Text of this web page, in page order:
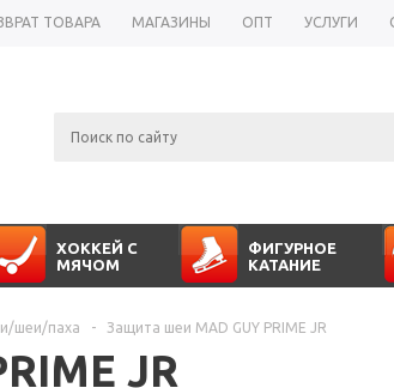
ТОВАРА МАГАЗИНЫ ОПТ УСЛУГИ
ХОККЕЙ С
МЯЧОМ
ФИГУРНОЕ
КАТАНИЕ
шеи/паха - Защита шеи MAD GUY PRIME JR
JR